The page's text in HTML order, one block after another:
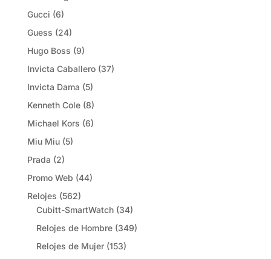
Gucci (6)
Guess (24)
Hugo Boss (9)
Invicta Caballero (37)
Invicta Dama (5)
Kenneth Cole (8)
Michael Kors (6)
Miu Miu (5)
Prada (2)
Promo Web (44)
Relojes (562)
Cubitt-SmartWatch (34)
Relojes de Hombre (349)
Relojes de Mujer (153)